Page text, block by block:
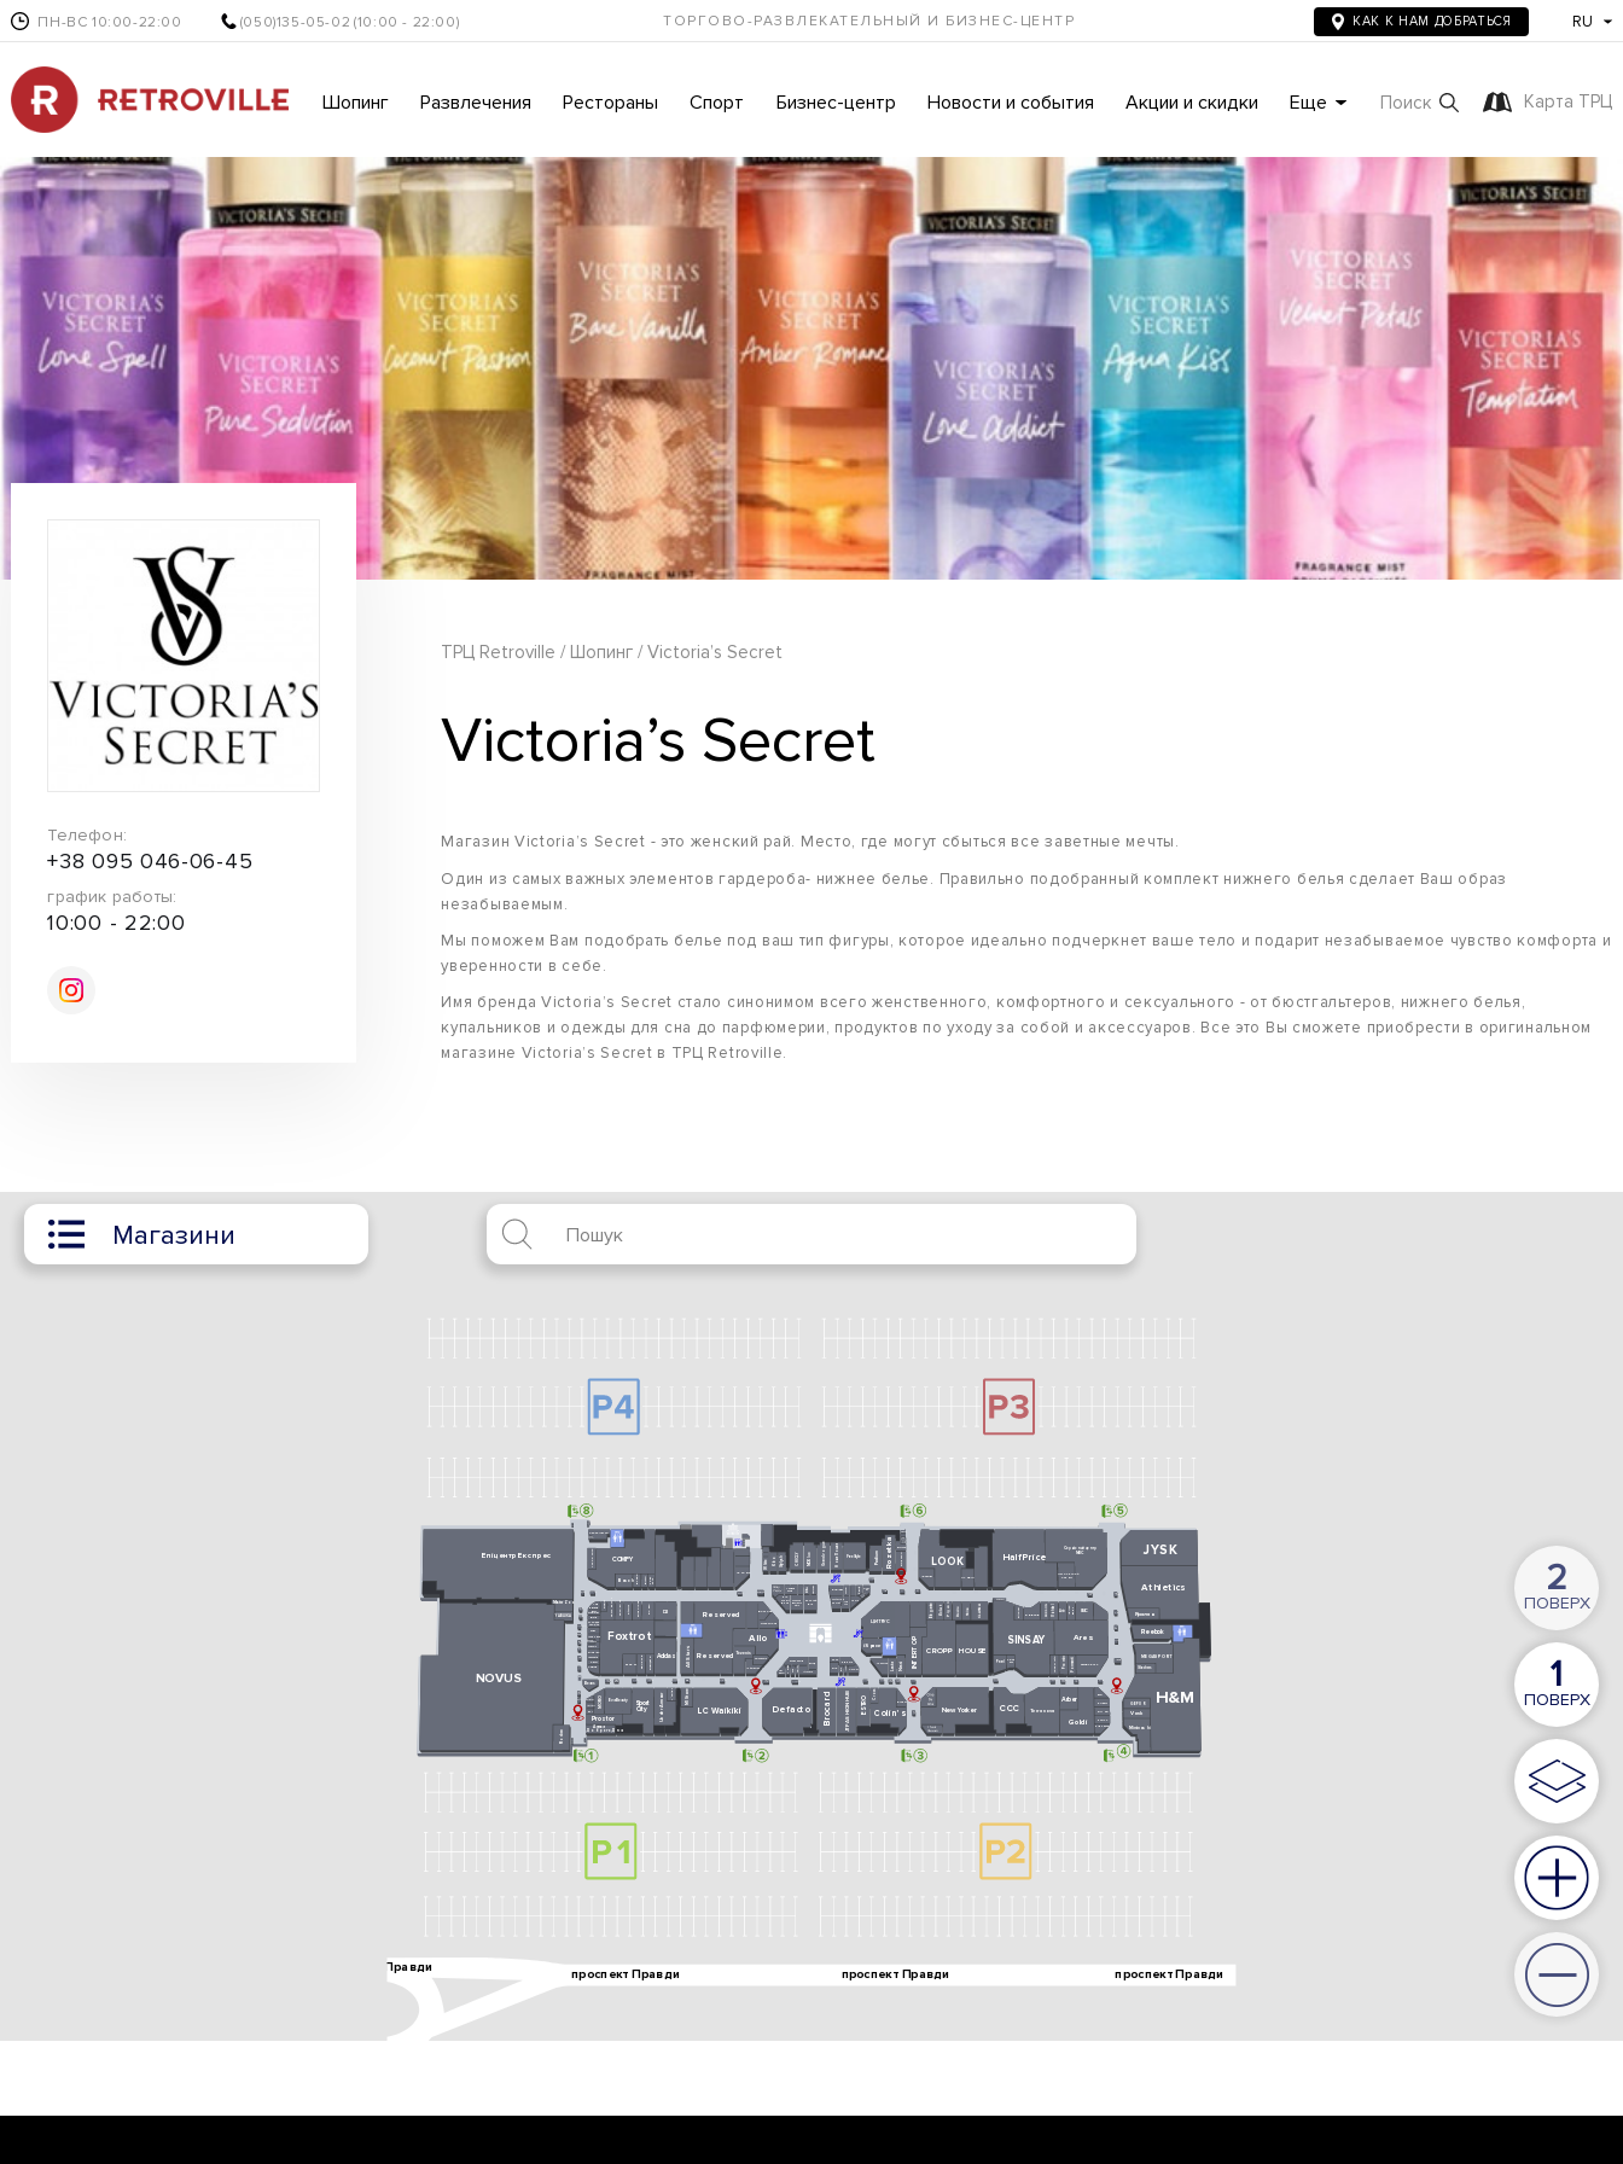
ПН-ВС 10:00-22:00 (050)135-05-02 (10:00 - 22:00) ТОРГОВО-РАЗВЛЕКАТЕЛЬНЫЙ И БИЗНЕС-ЦЕНТР КАК К НАМ ДОБРАТЬСЯ RU
Шопинг Развлечения Рестораны Спорт Бизнес-центр Новости и события Акции и скидки Еще Поиск Карта ТРЦ
Телефон:
+38 095 046-06-45
график работы:
10:00 - 22:00
ТРЦ Retroville Шопинг Victoria’s Secret
Victoria’s Secret
Магазин Victoria’s Secret - это женский рай. Место, где могут сбыться все заветные мечты.
Один из самых важных элементов гардероба- нижнее белье. Правильно подобранный комплект нижнего белья сделает Ваш образ
незабываемым.
Мы поможем Вам подобрать белье под ваш тип фигуры, которое идеально подчеркнет ваше тело и подарит незабываемое чувство комфорта и
уверенности в себе.
Имя бренда Victoria’s Secret стало синонимом всего женственного, комфортного и сексуального - от бюстгальтеров, нижнего белья,
купальников и одежды для сна до парфюмерии, продуктов по уходу за собой и аксессуаров. Все это Вы сможете приобрести в оригинальном
магазине Victoria’s Secret в ТРЦ Retroville.